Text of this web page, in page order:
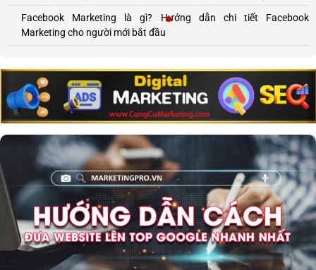
Facebook Marketing là gì? Hướng dẫn chi tiết Facebook
Marketing cho người mới bắt đầu